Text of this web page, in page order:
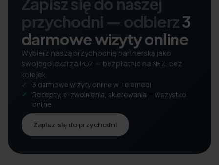
przychodni — odbierz3
darmowe wizyty online
Wybierz naszą przychodnię partnerską jako
swojego lekarza POZ — bezpłatnie na NFZ, bez
kolejek.
3 darmowe wizyty online w Telemedi
Recepty, e-zwolnienia, skierowania — wszystko
online
Zapisz się do przychodni